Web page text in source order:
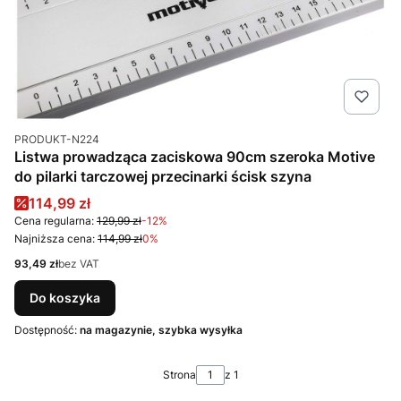
Kod produktu
PRODUKT-N224
Listwa prowadząca zaciskowa 90cm szeroka Motive
do pilarki tarczowej przecinarki ścisk szyna
Cena promocyjna
114,99 zł
Cena regularna: 129,99 zł-12%
Najniższa cena: 114,99 zł0%
Cena
93,49 złbez VAT
Do koszyka
Dostępność: na magazynie, szybka wysyłka
Strona z 1